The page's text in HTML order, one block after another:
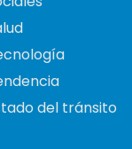
del tránsito